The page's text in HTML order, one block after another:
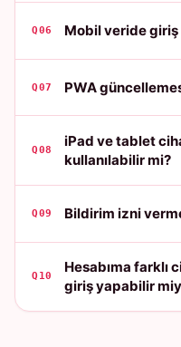
Q06 Mobil veride giriş
Q07 PWA
Q08
iPad ve tablet
kullanılabilir mi?
Q09 Bildirim izni
Q10
Hesabıma farklı
giriş yapabilir